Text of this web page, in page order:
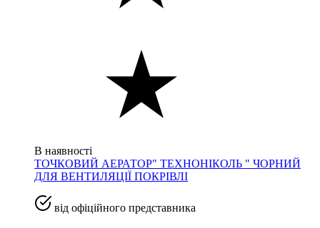
В наявності
ТОЧКОВИЙ АЕРАТОР" ТЕХНОНІКОЛЬ " ЧОРНИЙ
ДЛЯ ВЕНТИЛЯЦІЇ ПОКРІВЛІ
від офіційного представника